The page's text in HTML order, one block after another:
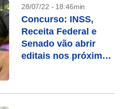
28/07/22 - 18:46min
Concurso: INSS,
Receita Federal e
Senado vão abrir
editais nos próximos